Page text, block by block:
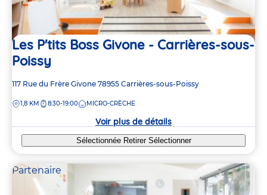
Les P'tits Boss Givone - Carrières-sous-
Poissy
Adresse
la
117 Rue du Frère Givone 78955 Carrières-sous-Poissy
DISTANCE
1,8 KM 8:30-19:00 MICRO-CRÈCHE
Voir plus de détails
Sélectionnée Retirer Sélectionner
Partenaire